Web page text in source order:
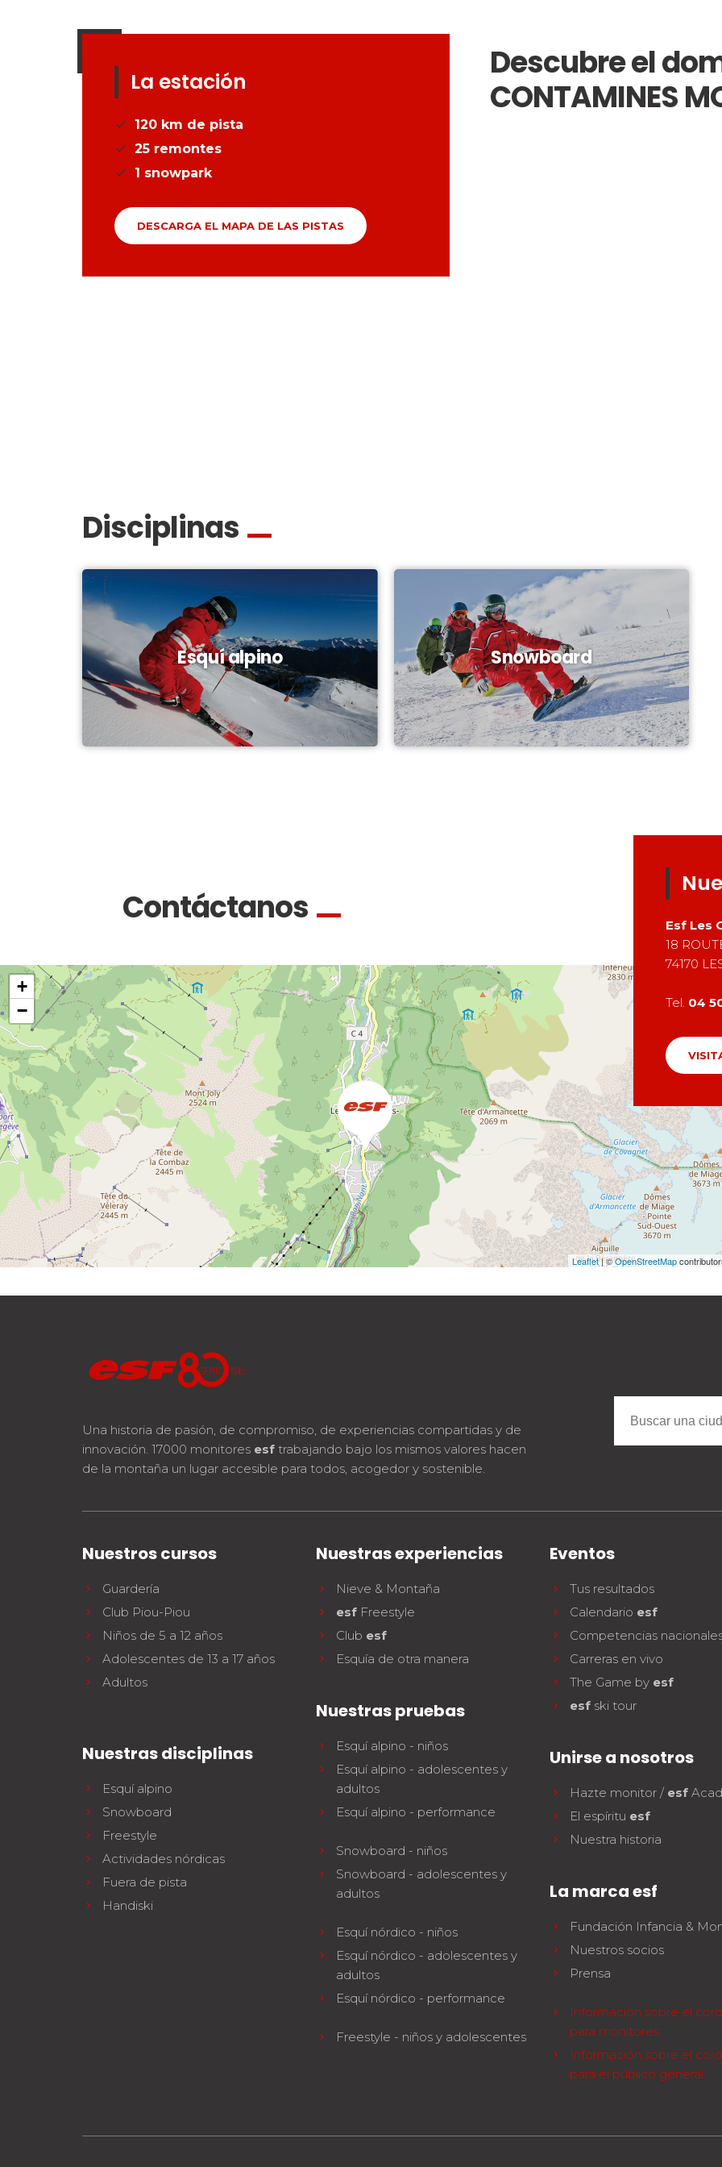
La estación
120 km de pista
25 remontes
1 snowpark
DESCARGA EL MAPA DE LAS PISTAS
Descubre el
CONTAMINES
Disciplinas
Esquí alpino Snowboard
+
−
Leaflet| ©OpenStreetMap
Esf Les
18
74170
Tel. 04
Contáctanos
Una historia de pasión, de compromiso, de experiencias compartidas y de
innovación. 17000 monitores esf trabajando bajo los mismos valores hacen
de la montaña un lugar accesible para todos, acogedor y sostenible.
Nuestros cursos
Guardería
Club Piou-Piou
Niños de 5 a 12 años
Adolescentes de 13 a 17 años
Adultos
Nuestras disciplinas
Esquí alpino
Snowboard
Freestyle
Actividades nórdicas
Fuera de pista
Handiski
Nuestras experiencias
Nieve & Montaña
esf Freestyle
Club esf
Esquía de otra manera
Nuestras pruebas
Esquí alpino - niños
Esquí alpino - adolescentes y
adultos
Esquí alpino - performance
Snowboard - niños
Snowboard - adolescentes y
adultos
Esquí nórdico - niños
Esquí nórdico - adolescentes y
adultos
Esquí nórdico - performance
Freestyle - niños y adolescentes
Eventos
Tus resultados
Calendario esf
Competencias
Carreras en vivo
The Game by esf
esf ski tour
Unirse a nosotros
Hazte monitor / esf
El espíritu esf
Nuestra historia
La marca esf
Fundación Infancia &
Nuestros socios
Prensa
Información sobre el
para monitores
Información sobre el
para el público general